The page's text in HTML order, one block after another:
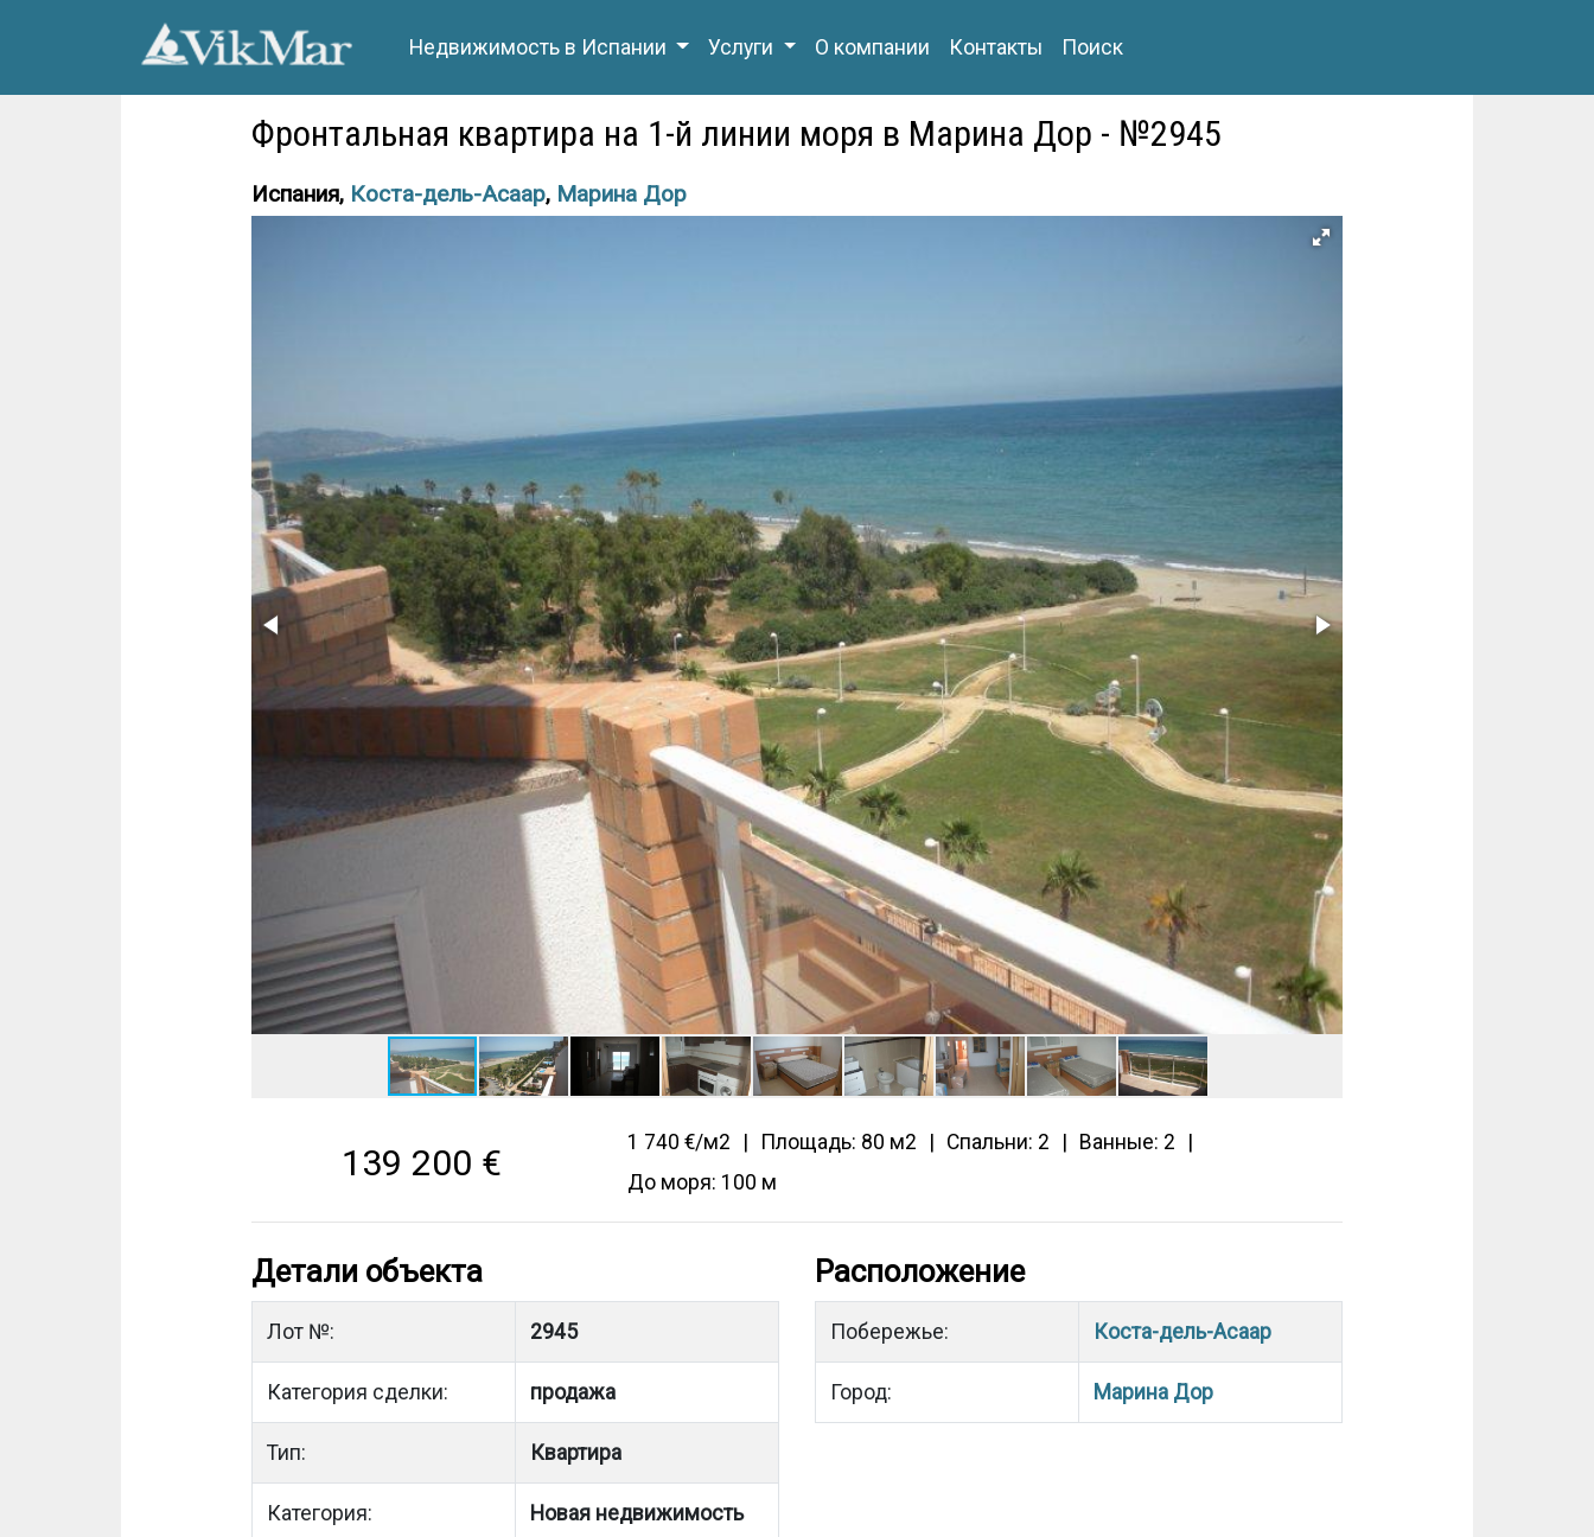
Недвижимость в Испании Услуги О компании Контакты Поиск
Фронтальная квартира на 1-й линии моря в Марина Дор - №2945
Испания, Коста-дель-Асаар, Марина Дор
139 200 € 1 740 €/м2 Площадь: 80 м2 Спальни: 2
Ванные: 2
До моря: 100 м
Детали объекта
Лот №: 2945
Категория сделки: продажа
Тип: Квартира
Категория: Новая недвижимость
Расположение
Побережье: Коста-дель-Асаар
Город: Марина Дор